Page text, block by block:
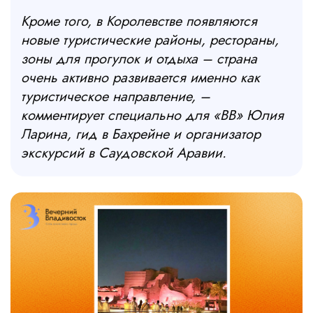
Кроме того, в Королевстве появляются
новые туристические районы, рестораны,
зоны для прогулок и отдыха – страна
очень активно развивается именно как
туристическое направление, –
комментирует специально для «ВВ» Юлия
Ларина, гид в Бахрейне и организатор
экскурсий в Саудовской Аравии.